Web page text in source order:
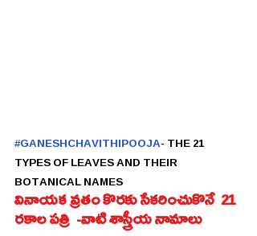
#GANESHCHAVITHIPOOJA- THE 21
TYPES OF LEAVES AND THEIR
BOTANICAL NAMES
వినాయక వ్రతం కొరకు సేకరించుకొనే  21
రకాల పత్రి  -వాటి శాస్త్రీయ నామాలు